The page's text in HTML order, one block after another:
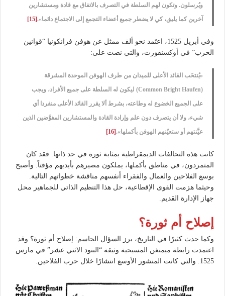
ويُرسلون. وتكون لهم السلطة في التصرف بالاتفاق مع قادة ومستشارين
آخرين كما يليق، كي لا يضطر جميع أعضاء التجمع إلى الاجتماع دائما».[15]
وفي أبريل 1525، اعتَمد نحو ألف ممثل عن هوفن فرانكونيا “قوانين
الحرب” في أوكسنفورت، والتي نصت على:
«يُنتخَب القائد الأعلى للميدان من طرف الهوفن الموحدة المشرقة
(Common Bright Haufen) ليكون له السلطة على جميع الأفراد، ويجب
على الجميع الخضوع له وطاعته، بشرط ألا يقرر القائد الأعلى منفردا أي
شيء، ولا أن يتصرف دون علم وإرادة القادة والمستشارين المفوَّضين الذين
عيَّنتهم أو ستعيّنهم الهوفن بأكملها».[16]
كانت هذه التحالفات الديمقراطية بمثابة ثورة في حد ذاتها. فقد كان
المتمردون، في مناطق بأكملها، يملكون مصيرهم بأيديهم مؤقتاً. وأصبح
بوسع الفلاحين والعمال والفقراء أنفسهم مناقشة خطواتهم التالية.
وحيثما هزمت القوى الإقطاعية، حل هذا التنظيم الذاتي للجماهير محل
جهاز الإدارة القديم.
إصلاح أم ثورة؟
وكما حدث كثيرًا في التاريخ، برز السؤال الحاسم: إصلاح أم ثورة؟ وقد
اعتمدت رابطة ميمنغن المسيحية وثيقة “البنود الاثني عشر” في مارس
1525. والتي كانت المنشور الأوسع انتشارًا خلال حرب الفلاحين.